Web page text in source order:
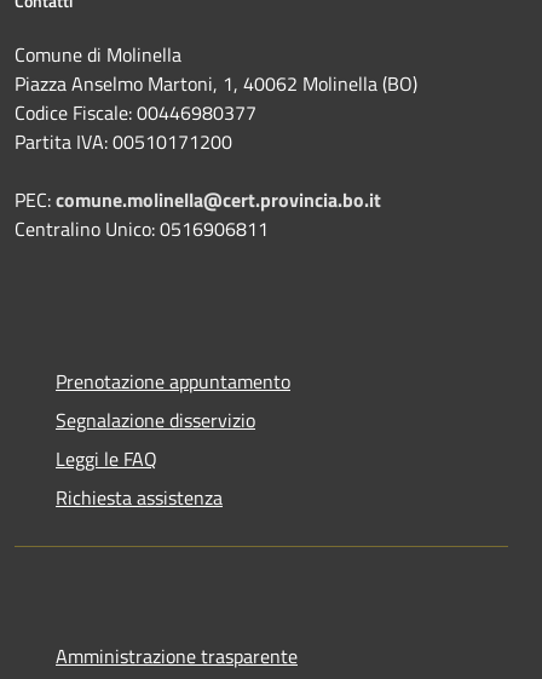
Comune di Molinella
Piazza Anselmo Martoni, 1, 40062 Molinella (BO)
Codice Fiscale: 00446980377
Partita IVA: 00510171200
PEC:comune.molinella@cert.provincia.bo.it
Centralino Unico: 0516906811
Prenotazione appuntamento
Segnalazione disservizio
Leggi le FAQ
Richiesta assistenza
Amministrazione trasparente